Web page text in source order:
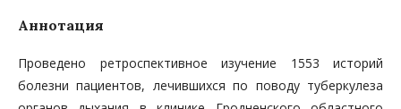
Аннотация
Проведено ретроспективное изучение 1553 историй
болезни пациентов, лечившихся по поводу туберкулеза